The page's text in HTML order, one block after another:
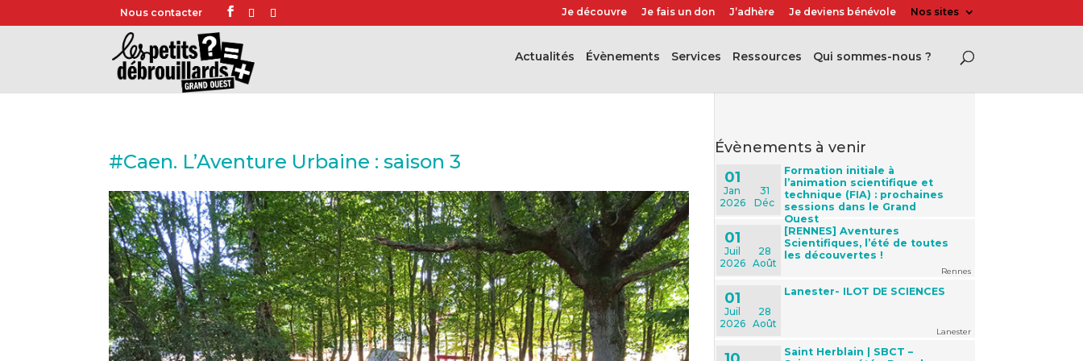
Nous contacter Je découvre Je fais un don J’adhère Je deviens bénévole Nos sites
Actualités évènements Services Ressources Qui sommes-nous ?
#Caen. L’Aventure Urbaine : saison 3
évènements à venir
01
Jan
2026
31
Déc
Formation initiale à
l’animation scientifique et
technique (FIA) : prochaines
sessions dans le Grand
Ouest
01
Juil
2026
28
Août
[RENNES] Aventures
Scientifiques, l’été de toutes
les découvertes !
Rennes
01
Juil
2026
28
Août
Lanester- ILOT DE SCIENCES
Lanester
Saint Herblain | SBCT –